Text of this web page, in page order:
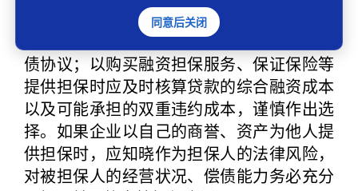
被要求提供担保，以自有资产提供担保时应
避免预先签订权利义务明显不对等的以物抵
债协议；以购买融资担保服务、保证保险等
提供担保时应及时核算贷款的综合融资成本
以及可能承担的双重违约成本，谨慎作出选
择。如果企业以自己的商誉、资产为他人提
供担保时，应知晓作为担保人的法律风险，
对被担保人的经营状况、偿债能力务必充分
同意后关闭